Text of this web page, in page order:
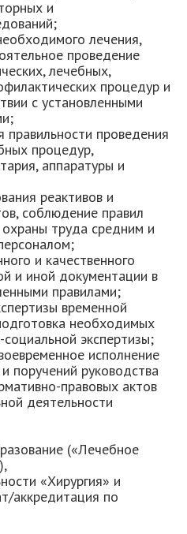
и
лечения,
проведение
лечебных,
процедур и
с установленными
правильности проведения
процедур,
аппаратуры и
реактивов и
соблюдение правил
труда средним и
и качественного
и иной документации в
правилами;
временной
необходимых
экспертизы;
исполнение
поручений руководства
правовых актов
деятельности
(«Лечебное
«Хирургия» и
аккредитация по